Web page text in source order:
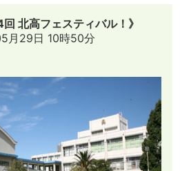
北高フェスティバル！》
月29日 10時50分